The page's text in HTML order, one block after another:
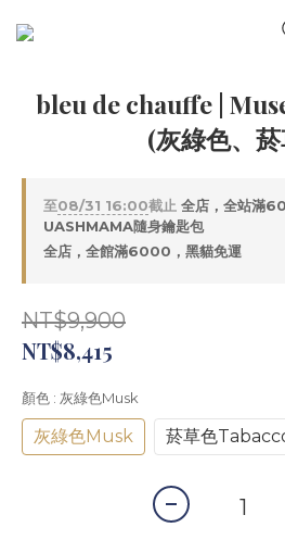
bleu de chauffe |
(灰綠色、
至08/31 16:00截止 全店，全站滿
UASHMAMA隨身鑰匙包
全店，全館滿6000，黑貓免運
NT$9,900
NT$8,415
顏色 : 灰綠色Musk
灰綠色Musk 菸草色